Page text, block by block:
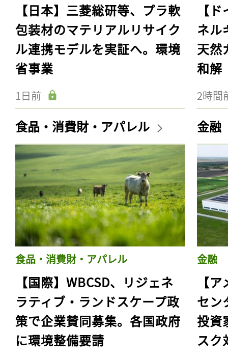
【日本】三菱総研等、プラ軟
包装材のマテリアルリサイク
ル連携モデルを実証へ。環境
省事業
1日前
【
ネル
天然
和解
2時間
食品・消費財・アパレル
食品・消費財・アパレル
【国際】WBCSD、リジェネ
ラティブ・ランドスケープ政
策で企業賛同募集。各国政府
に環境整備要請
金融
金融
【
セン
投資
スク